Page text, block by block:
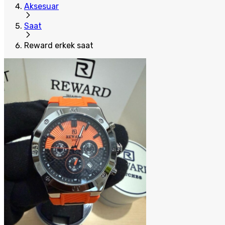
Aksesuar
Saat
Reward erkek saat